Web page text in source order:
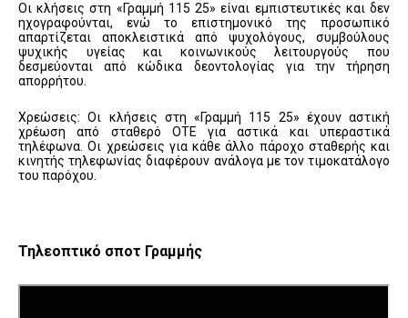
Οι κλήσεις στη «Γραμμή 115 25» είναι εμπιστευτικές και δεν
ηχογραφούνται, ενώ το επιστημονικό της προσωπικό
απαρτίζεται αποκλειστικά από ψυχολόγους, συμβούλους
ψυχικής υγείας και κοινωνικούς λειτουργούς που
δεσμεύονται από κώδικα δεοντολογίας για την τήρηση
απορρήτου.
Χρεώσεις: Οι κλήσεις στη «Γραμμή 115 25» έχουν αστική
χρέωση από σταθερό ΟΤΕ για αστικά και υπεραστικά
τηλέφωνα. Οι χρεώσεις για κάθε άλλο πάροχο σταθερής και
κινητής τηλεφωνίας διαφέρουν ανάλογα με τον τιμοκατάλογο
του παρόχου.
Τηλεοπτικό σποτ Γραμμής